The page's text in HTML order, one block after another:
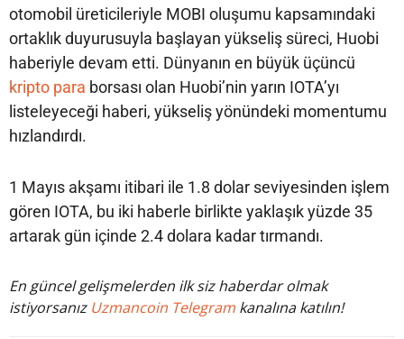
otomobil üreticileriyle MOBI oluşumu kapsamındaki
ortaklık duyurusuyla başlayan yükseliş süreci, Huobi
haberiyle devam etti. Dünyanın en büyük üçüncü
kripto para borsası olan Huobi’nin yarın IOTA’yı
listeleyeceği haberi, yükseliş yönündeki momentumu
hızlandırdı.
1 Mayıs akşamı itibari ile 1.8 dolar seviyesinden işlem
gören IOTA, bu iki haberle birlikte yaklaşık yüzde 35
artarak gün içinde 2.4 dolara kadar tırmandı.
En güncel gelişmelerden ilk siz haberdar olmak
istiyorsanız Uzmancoin Telegram kanalına katılın!